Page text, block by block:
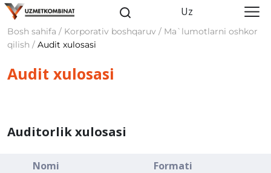
Uz
Bosh sahifa / Korporativ boshqaruv / Ma`lumotlarni oshkor
qilish / Audit xulosasi
Audit xulosasi
Auditorlik xulosasi
Nomi Formati